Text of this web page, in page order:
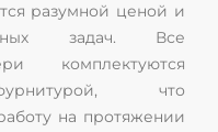
разумной ценой и
задач. Все
комплектуются
что
на протяжении